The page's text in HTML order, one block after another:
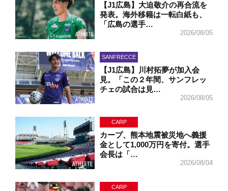
【J1広島】大迫敬介の再合流を
発表。海外移籍は一転白紙も、
「広島の選手…
2026/08/05
SANFRECCE
【J1広島】川村拓夢が加入会
見。「この２年間、サンフレッ
チェの試合は見…
2026/08/05
CARP
カープ、熊本地震被災地へ義援
金として1,000万円を寄付。選手
会長は「…
2026/08/04
CARP